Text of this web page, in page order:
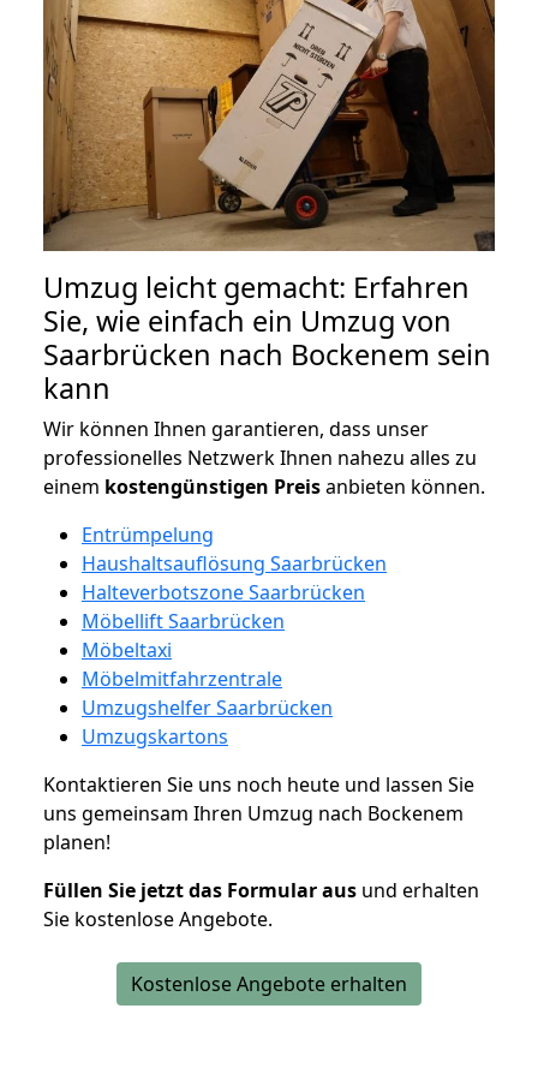
Umzug leicht gemacht: Erfahren
Sie, wie einfach ein Umzug von
Saarbrücken nach Bockenem sein
kann
Wir können Ihnen garantieren, dass unser
professionelles Netzwerk Ihnen nahezu alles zu
einem kostengünstigen Preisanbieten können.
Entrümpelung
Haushaltsauflösung Saarbrücken
Halteverbotszone Saarbrücken
Möbellift Saarbrücken
Möbeltaxi
Möbelmitfahrzentrale
Umzugshelfer Saarbrücken
Umzugskartons
Kontaktieren Sie uns noch heute und lassen Sie
uns gemeinsam Ihren Umzug nach Bockenem
planen!
Füllen Sie jetzt das Formular aus und erhalten
Sie kostenlose Angebote.
Kostenlose Angebote erhalten